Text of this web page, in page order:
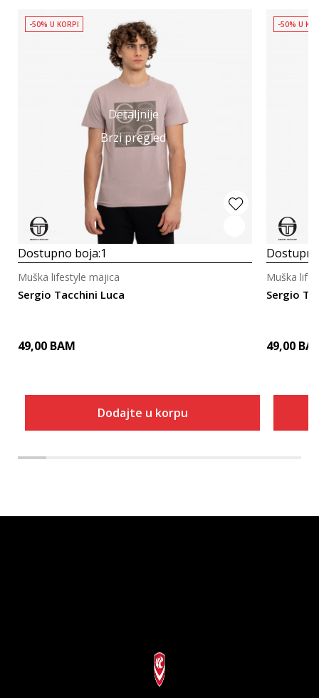
Detaljnije
Brzi pregled
-50% U KORPI
Dostupno boja:1
Sergio Tacchini Luca
Muška lifestyle majica
49,00 BAM
Dodajte u korpu
-50% U
Sergio
Muška
49,00